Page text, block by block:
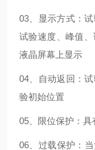
03、显示方式：
试验速度、峰值
液晶屏幕上显示
04、自动返回：
验初始位置
05、限位保护：
06、过载保护：